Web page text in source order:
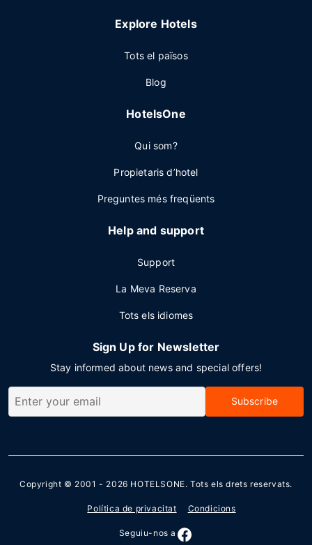
Explore Hotels
Tots el països
Blog
HotelsOne
Qui som?
Propietaris d’hotel
Preguntes més freqüents
Help and support
Support
La Meva Reserva
Tots els idiomes
Sign Up for Newsletter
Stay informed about news and special offers!
Subscribe
Copyright © 2001 - 2026 HOTELSONE. Tots els drets reservats.
Política de privacitat Condicions
Seguiu-nos a